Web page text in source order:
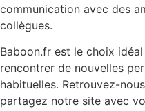
communication avec des
collègues.
Baboon.fr est le choix
rencontrer de nouvelles
habituelles. Retrouvez-
partagez notre site avec